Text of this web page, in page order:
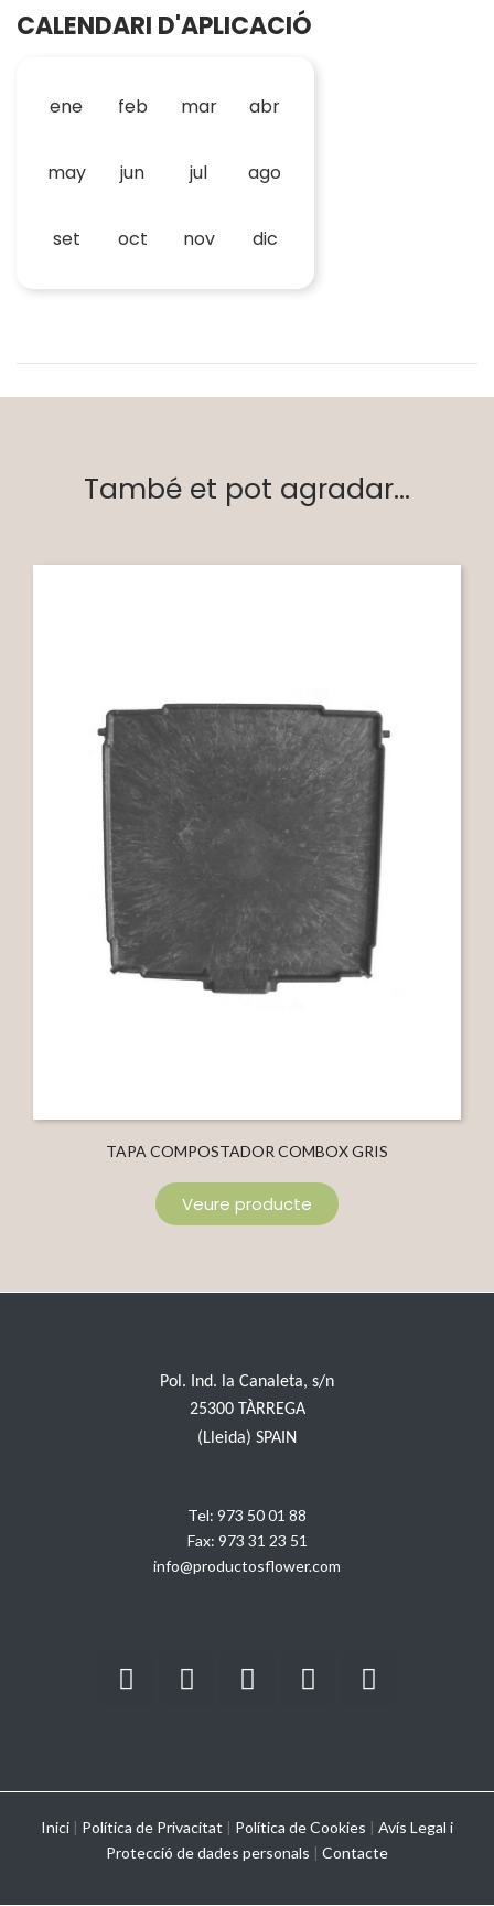
CALENDARI D'APLICACIÓ
ene feb mar abr
may jun jul ago
set oct nov dic
També et pot agradar...
TAPA COMPOSTADOR COMBOX GRIS
Veure producte
Pol. Ind. la Canaleta, s/n
25300 TÀRREGA
(Lleida) SPAIN
Tel: 973 50 01 88
Fax: 973 31 23 51
info@productosflower.com
Inici | Política de Privacitat | Política de Cookies | Avís Legal i
Protecció de dades personals | Contacte